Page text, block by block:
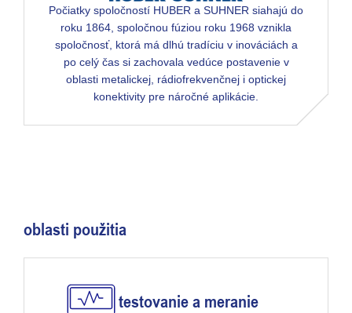
Počiatky spoločností HUBER a SUHNER siahajú do
roku 1864, spoločnou fúziou roku 1968 vznikla
spoločnosť, ktorá má dlhú tradíciu v inováciách a
po celý čas si zachovala vedúce postavenie v
oblasti metalickej, rádiofrekvenčnej i optickej
konektivity pre náročné aplikácie.
oblasti použitia
testovanie a meranie